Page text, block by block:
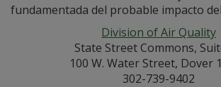
fundamentada del probable impacto
Division of Air Quality
State Street Commons,
100 W. Water Street, Dover
302-739-9402